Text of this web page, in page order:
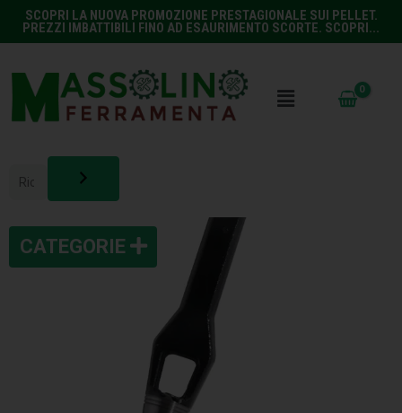
SCOPRI LA NUOVA PROMOZIONE PRESTAGIONALE SUI PELLET.
PREZZI IMBATTIBILI FINO AD ESAURIMENTO SCORTE. SCOPRI...